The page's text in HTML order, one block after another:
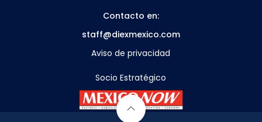
Contacto en:
staff@diexmexico.com
Aviso de privacidad
Socio Estratégico